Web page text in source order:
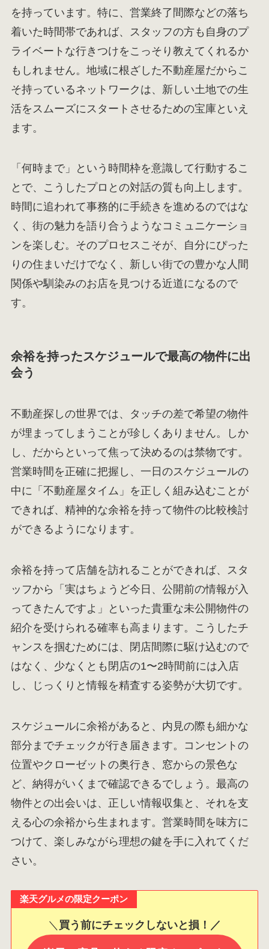
を持っています。特に、営業終了間際などの落ち
着いた時間帯であれば、スタッフの方も自身のプ
ライベートな行きつけをこっそり教えてくれるか
もしれません。地域に根ざした不動産屋だからこ
そ持っているネットワークは、新しい土地での生
活をスムーズにスタートさせるための宝庫といえ
ます。
「何時まで」という時間枠を意識して行動するこ
とで、こうしたプロとの対話の質も向上します。
時間に追われて事務的に手続きを進めるのではな
く、街の魅力を語り合うようなコミュニケーショ
ンを楽しむ。そのプロセスこそが、自分にぴった
りの住まいだけでなく、新しい街での豊かな人間
関係や馴染みのお店を見つける近道になるので
す。
余裕を持ったスケジュールで最高の物件に出
会う
不動産探しの世界では、タッチの差で希望の物件
が埋まってしまうことが珍しくありません。しか
し、だからといって焦って決めるのは禁物です。
営業時間を正確に把握し、一日のスケジュールの
中に「不動産屋タイム」を正しく組み込むことが
できれば、精神的な余裕を持って物件の比較検討
ができるようになります。
余裕を持って店舗を訪れることができれば、スタ
ッフから「実はちょうど今日、公開前の情報が入
ってきたんですよ」といった貴重な未公開物件の
紹介を受けられる確率も高まります。こうしたチ
ャンスを掴むためには、閉店間際に駆け込むので
はなく、少なくとも閉店の1〜2時間前には入店
し、じっくりと情報を精査する姿勢が大切です。
スケジュールに余裕があると、内見の際も細かな
部分までチェックが行き届きます。コンセントの
位置やクローゼットの奥行き、窓からの景色な
ど、納得がいくまで確認できるでしょう。最高の
物件との出会いは、正しい情報収集と、それを支
える心の余裕から生まれます。営業時間を味方に
つけて、楽しみながら理想の鍵を手に入れてくだ
さい。
楽天グルメの限定クーポン
＼ 買う前にチェックしないと損！／